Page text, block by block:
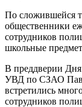
По сложившейся
общественники
сотрудников
школьные
В преддверии
УВД по СЗАО
встретились
сотрудников